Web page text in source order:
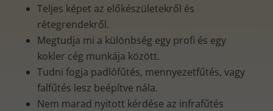
Teljes képet az előkészületekről és
rétegrendekről.
Megtudja mi a különbség egy profi és egy
kokler cég munkája között.
Tudni fogja padlófűtés, mennyezetfűtés, vagy
falfűtés lesz beépítve nála.
Nem marad nyitott kérdése az infrafűtés